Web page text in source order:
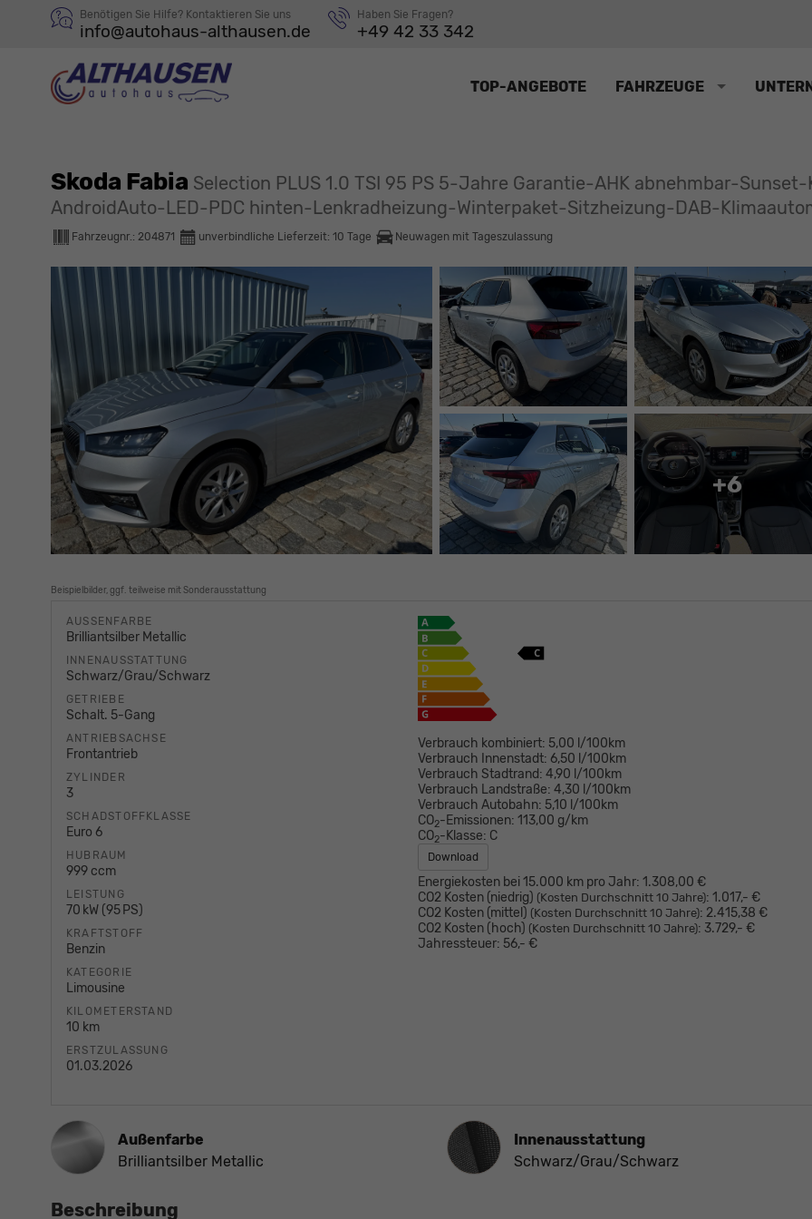
Benötigen Sie Hilfe? Kontaktieren Sie uns
info@autohaus-althausen.de
Haben Sie Fragen?
+49 42 33 342
TOP-ANGEBOTE FAHRZEUGE
Skoda Fabia Selection PLUS 1.0 TSI 95 PS 5-Jahre Garantie-AHK abnehmbar-
AndroidAuto-LED-PDC hinten-Lenkradheizung-Winterpaket-Sitzheizung-DAB-
Fahrzeugnr.: 204871 unverbindliche Lieferzeit: 10 Tage Neuwagen mit Tageszulassung
+6
Beispielbilder, ggf. teilweise mit Sonderausstattung
AUSSENFARBE
Brilliantsilber Metallic
INNENAUSSTATTUNG
Schwarz/Grau/Schwarz
GETRIEBE
Schalt. 5-Gang
ANTRIEBSACHSE
Frontantrieb
ZYLINDER
3
SCHADSTOFFKLASSE
Euro 6
HUBRAUM
999 ccm
LEISTUNG
70 kW (95 PS)
KRAFTSTOFF
Benzin
KATEGORIE
Limousine
KILOMETERSTAND
10 km
ERSTZULASSUNG
01.03.2026
Verbrauch kombiniert: 5,00 l/100km
Verbrauch Innenstadt: 6,50 l/100km
Verbrauch Stadtrand: 4,90 l/100km
Verbrauch Landstraße: 4,30 l/100km
Verbrauch Autobahn: 5,10 l/100km
CO2-Emissionen: 113,00 g/km
CO2-Klasse: C
Download
Energiekosten bei 15.000 km pro Jahr: 1.308,00 €
CO2 Kosten (niedrig) (Kosten Durchschnitt 10 Jahre): 1.017,- €
CO2 Kosten (mittel) (Kosten Durchschnitt 10 Jahre): 2.415,38 €
CO2 Kosten (hoch) (Kosten Durchschnitt 10 Jahre): 3.729,- €
Jahressteuer: 56,- €
Außenfarbe
Brilliantsilber Metallic
Innenausstattung
Innenausstattung
Schwarz/Grau/Schwarz
Beschreibung